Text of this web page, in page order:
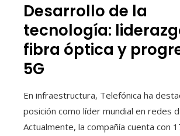
Desarrollo de la
tecnología:
fibra óptica y
5G
En infraestructura, Telefónica ha
posición como líder mundial en redes
Actualmente, la compañía cuenta con